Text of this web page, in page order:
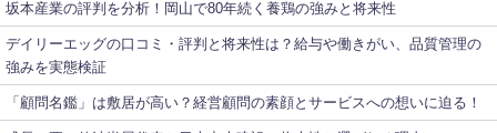
坂本産業の評判を分析！岡山で80年続く養鶏の強みと将来性
デイリーエッグの口コミ・評判と将来性は？給与や働きがい、品質管理の
強みを実態検証
「顧問名鑑」は敷居が高い？経営顧問の素顔とサービスへの想いに迫る！